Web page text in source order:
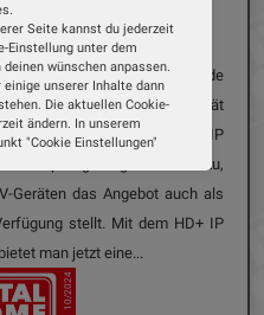
TV-Stick
HD+ bietet seit Ende
TV-Sender in HD-Qualität
an. Ende 2021 kam mit HD+ IP
Empfangsmöglichkeit hinzu,
Geräten das Angebot auch als
stellt. Mit dem HD+ IP
man jetzt eine...
10/2024
Seite kannst du jederzeit
Einstellung unter dem
wünschen anpassen.
unserer Inhalte dann
Die aktuellen Cookie-
ändern. In unserem
"Cookie Einstellungen"
zu bieten. Erfahren Sie mehr
und wie Sie Ihre